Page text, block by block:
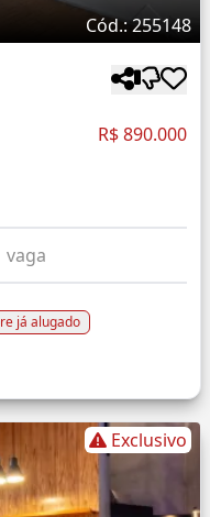
Cód.: 255148
R$ 890.000
vaga
já alugado
Exclusivo